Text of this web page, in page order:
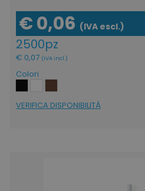
€ 0,06 (IVA escl.)
2500pz
€ 0,07 (IVA incl.)
Colori
VERIFICA DISPONIBILITÁ